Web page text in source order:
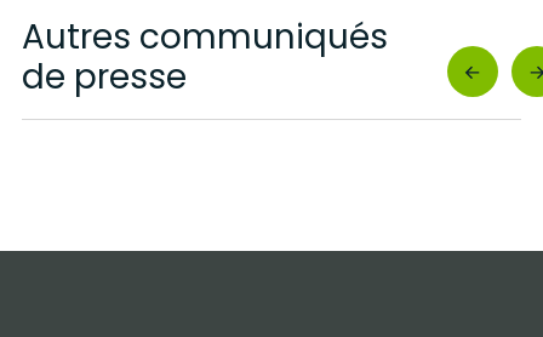
Autres communiqués
de presse